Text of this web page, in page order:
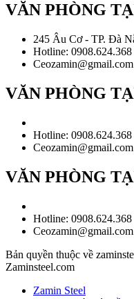
VĂN PHÒNG
245 Âu Cơ - TP. Đà
Hotline:
Ceozamin@gmail.com
VĂN PHÒNG
Hotline:
Ceozamin@gmail.com
VĂN PHÒNG
Hotline:
Ceozamin@gmail.com
Bản quyền thuộc về
Zaminsteel.com
Zamin Steel